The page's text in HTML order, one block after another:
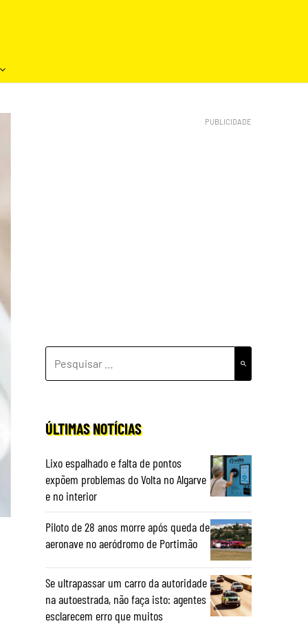
POR:
ÚLTIMAS NOTÍCIAS
Lixo espalhado e falta de pontos
expõem problemas do Volta no Algarve
e no interior
Piloto de 28 anos morre após queda de
aeronave no aeródromo de Portimão
Se ultrapassar um carro da autoridade
na autoestrada, não faça isto: agentes
esclarecem erro que muitos